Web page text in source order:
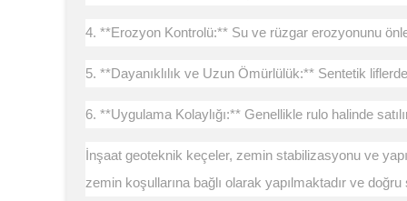
4. **Erozyon Kontrolü:** Su ve rüzgar erozyonunu
5. **Dayanıklılık ve Uzun Ömürlülük:** Sentetik
6. **Uygulama Kolaylığı:** Genellikle rulo halinde
İnşaat geoteknik keçeler, zemin stabilizasyonu ve
zemin koşullarına bağlı olarak yapılmaktadır ve